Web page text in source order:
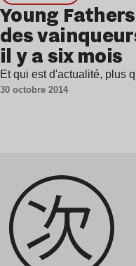
Young
des
il y a six mois
Et qui est d'actualité, plus
30 octobre 2014